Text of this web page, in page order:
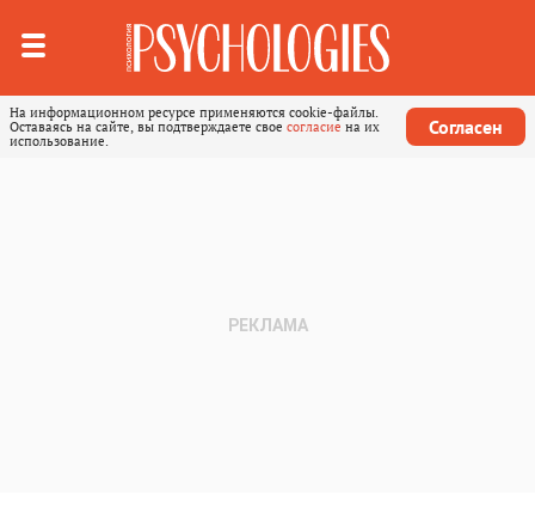
На информационном ресурсе применяются cookie-файлы.
Оставаясь на сайте, вы подтверждаете свое согласие на их
использование.
Согласен